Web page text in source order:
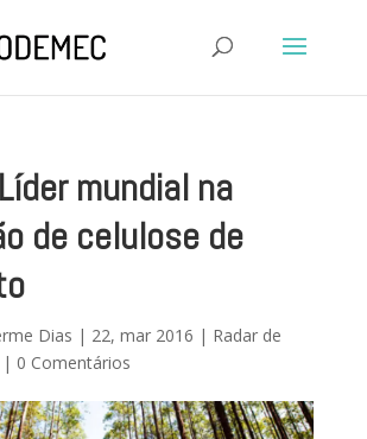
mundial na
de celulose de
Dias | 22, mar 2016 | Radar de
| 0 Comentários